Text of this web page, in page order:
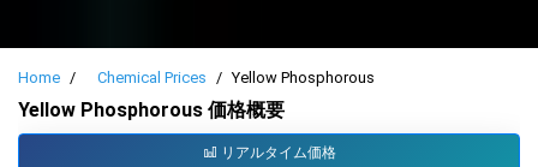
Home Chemical Prices Yellow Phosphorous
Yellow Phosphorous 価格概要
リアルタイム価格